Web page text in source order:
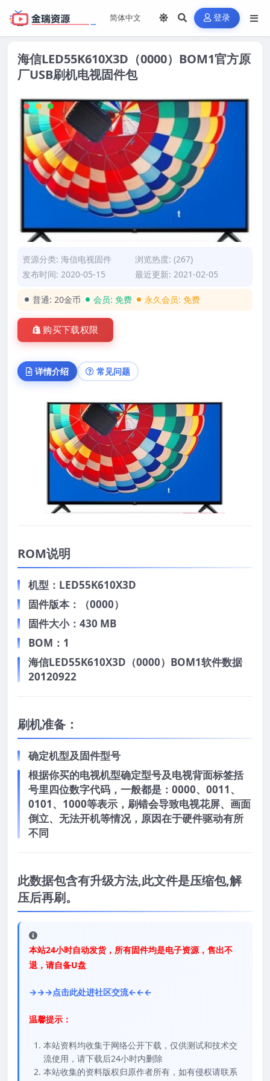
登录
海信LED55K610X3D（0000）BOM1官方原
厂USB刷机电视固件包
资源分类: 海信电视固件
浏览热度: (267)
发布时间: 2020-05-15
最近更新: 2021-02-05
普通: 20金币 会员: 免费 永久会员: 免费
购买下载权限
详情介绍 常见问题
ROM说明
机型：LED55K610X3D
固件版本：（0000）
固件大小：430 MB
BOM：1
海信LED55K610X3D（0000）BOM1软件数据
20120922
刷机准备：
确定机型及固件型号
根据你买的电视机型确定型号及电视背面标签括
号里四位数字代码，一般都是：0000、0011、
0101、1000等表示，刷错会导致电视花屏、画面
倒立、无法开机等情况，原因在于硬件驱动有所
不同
此数据包含有升级方法,此文件是压缩包,解
压后再刷。
本站24小时自动发货，所有固件均是电子资源，售出不
退，请自备U盘
→→→点击此处进社区交流←←←
温馨提示：
本站资料均收集于网络公开下载，仅供测试和技术交
流使用，请下载后24小时内删除
本站收集的资料版权归原作者所有，如有侵权请联系